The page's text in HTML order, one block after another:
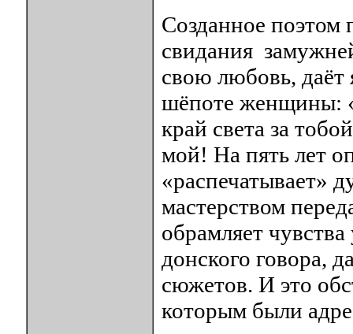
Созданное поэтом
свидания
свою любовь, даёт
шёпоте
край света за
мой! На пять лет
«распечатывает»
мастерством
обрамляет
донского говора,
сюжетов. И это
которым были